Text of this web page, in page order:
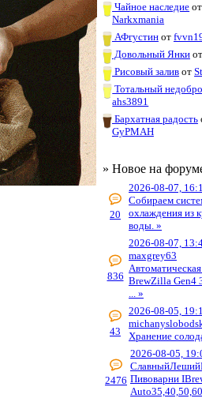
Чайное наследие от
Narkxmania
АФгустинот
Довольный Янки
Рисовый залив от
Тотальный
ahs3891
Бархатная радость
GyPMAH
» Новое на
20
2026-08-07,
Собираем
охлаждения из
воды. »
836
2026-08-07,
maxgrey63
BrewZilla Gen4
... »
43
2026-08-05,
Хранение
2476
2026-08-05,
Пивоварни